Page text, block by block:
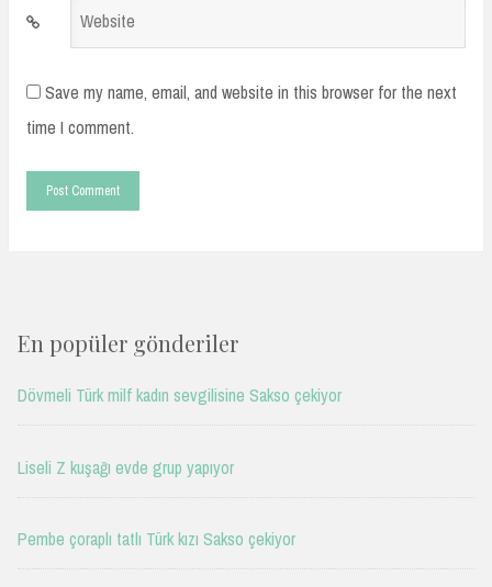
Website
Save my name, email, and website in this browser for the next
time I comment.
En popüler gönderiler
Dövmeli Türk milf kadın sevgilisine Sakso çekiyor
Liseli Z kuşağı evde grup yapıyor
Pembe çoraplı tatlı Türk kızı Sakso çekiyor